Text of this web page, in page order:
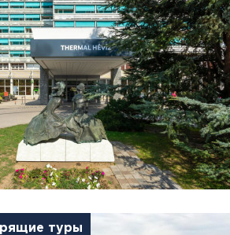
Германия
Грузия
Дания
Ирландия
Исландия
Испания
Смотреть все
Израиль
Ирландия
Исландия
Испания
Италия
Канада
Карибы
Кипр
Латвия
Литва
туры